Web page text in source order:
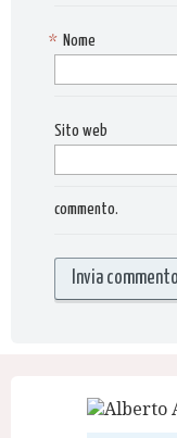
Nome
*
Sito web
commento.